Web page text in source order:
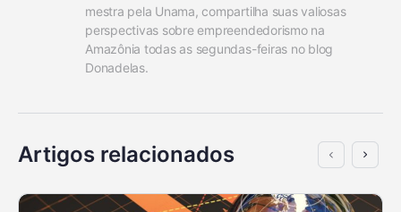
mestra pela Unama, compartilha suas valiosas
perspectivas sobre empreendedorismo na
Amazônia todas as segundas-feiras no blog
Donadelas.
Artigos relacionados